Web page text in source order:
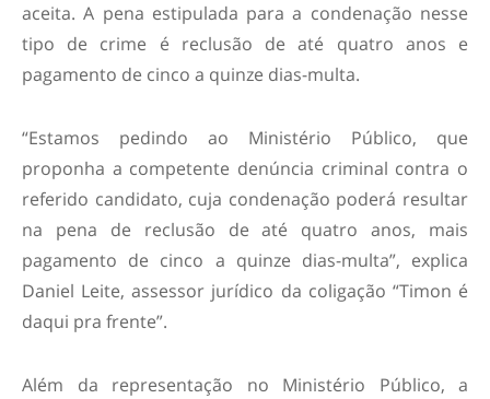
aceita. A pena estipulada para a condenação nesse
tipo de crime é reclusão de até quatro anos e
pagamento de cinco a quinze dias-multa.
“Estamos pedindo ao Ministério Público, que
proponha a competente denúncia criminal contra o
referido candidato, cuja condenação poderá resultar
na pena de reclusão de até quatro anos, mais
pagamento de cinco a quinze dias-multa”, explica
Daniel Leite, assessor jurídico da coligação “Timon é
daqui pra frente”.
Além da representação no Ministério Público, a